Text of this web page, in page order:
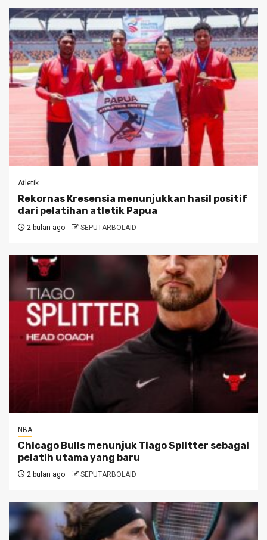
Atletik
Rekornas Kresensia menunjukkan hasil positif
dari pelatihan atletik Papua
2 bulan ago SEPUTARBOLAID
NBA
Chicago Bulls menunjuk Tiago Splitter sebagai
pelatih utama yang baru
2 bulan ago SEPUTARBOLAID